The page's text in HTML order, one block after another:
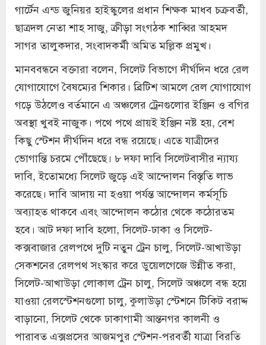
গার্টেন এন্ড জুনিয়র হাইস্কুলের প্রধান শিক্ষক মাধব চক্রবর্তী,
ছাত্রদল নেতা শাহ সাজু, ক্রীড়া সংগঠক শাব্বির আহমদ
সাগর তালুকদার, সংবাদকর্মী অমিত মল্লিক প্রমুখ।
মানববন্ধনে বক্তারা বলেন, সিলেট বিভাগে দীর্ঘদিন ধরে রেল
যোগাযোগে বৈষম্যের শিকার। ব্রিটিশ আমলে রেল যোগাযোগ
গড়ে উঠলেও বর্তমানে এ অঞ্চলের ট্রেনগুলোর ইঞ্জিন ও বগির
অবস্থা খুবই নাজুক। পথে পথে প্রায়ই ইঞ্জিন নষ্ট হয়, বেশ
কিছু স্টেশন দীর্ঘদিন ধরে বন্ধ রয়েছে। এতে যাত্রীদের
ভোগান্তি চরমে পৌঁছেছে। ৮ দফা দাবি সিলেটবাসীর ন্যায্য
দাবি, ইতোমধ্যে সিলেট জুড়ে এই আন্দোলন বিস্তৃতি লাভ
করেছে। দাবি আদায় না হওয়া পর্যন্ত আন্দোলন কর্মসূচি
অব্যাহত থাকবে এবং আন্দোলন কঠোর থেকে কঠোরতম
হবে। আট দফা দাবি হলো, সিলেট-ঢাকা ও সিলেট-
কক্সবাজার রেলপথে দুটি নতুন ট্রেন চালু, সিলেট-আখাউড়া
সেকশনের রেলপথ সংস্কার করে ডুয়েলগেজে উন্নীত করা,
সিলেট-আখাউড়া লোকাল ট্রেন চালু, সিলেট অঞ্চলে বন্ধ হয়ে
যাওয়া রেলস্টেশনগুলো চালু, কুলাউড়া স্টেশনে টিকিট বরাদ্দ
বাড়ানো, সিলেট থেকে ঢাকাগামী আন্তনগর কালনী ও
পারাবত এক্সপ্রসের আজমপুর স্টেশন-পরবর্তী যাত্রা বিরতি